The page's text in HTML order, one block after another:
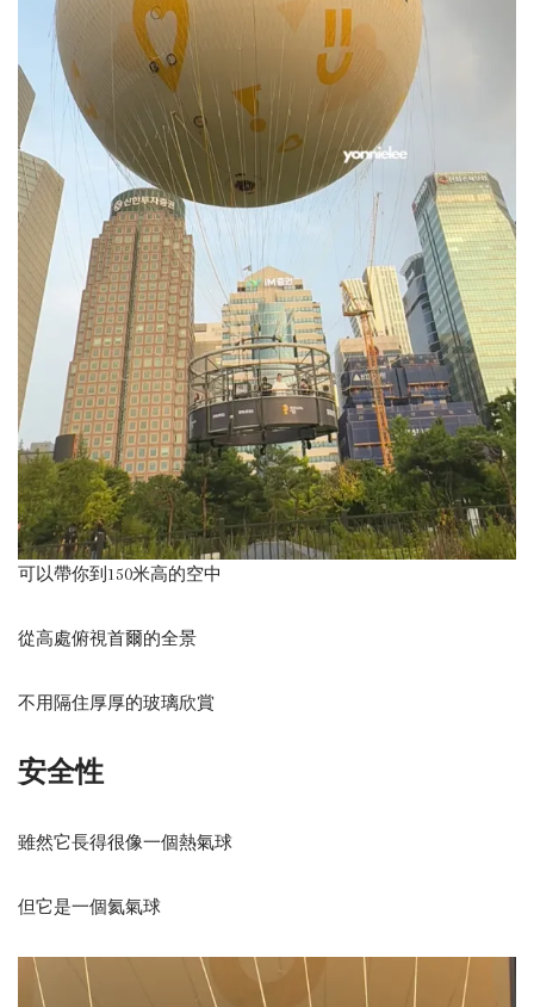
可以帶你到150米高的空中
從高處俯視首爾的全景
不用隔住厚厚的玻璃欣賞
安全性
雖然它長得很像一個熱氣球
但它是一個氦氣球